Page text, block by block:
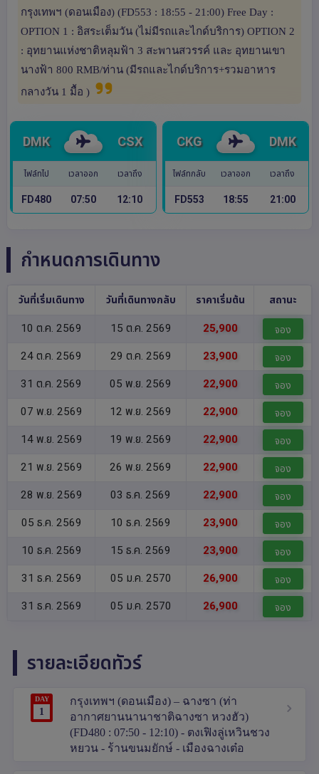
กรุงเทพฯ (ดอนเมือง) (FD553 : 18:55 - 21:00) Free Day :
OPTION 1 : อิสระเต็มวัน (ไม่มีรถและไกด์บริการ) OPTION 2
: อุทยานแห่งชาติหลุมฟ้า 3 สะพานสวรรค์ และ อุทยานเขา
นางฟ้า 800 RMB/ท่าน (มีรถและไกด์บริการ+รวมอาหาร
กลางวัน 1 มื้อ )
DMK CSX
ไฟล์ทไป เวลาออก เวลาถึง
FD480 07:50 12:10
CKG DMK
ไฟล์ทกลับ เวลาออก เวลาถึง
FD553 18:55 21:00
กำหนดการเดินทาง
วันที่เริ่มเดินทาง วันที่เดินทางกลับ ราคาเริ่มต้น สถานะ
10 ต.ค. 2569 15 ต.ค. 2569 25,900 จอง
24 ต.ค. 2569 29 ต.ค. 2569 23,900 จอง
31 ต.ค. 2569 05 พ.ย. 2569 22,900 จอง
07 พ.ย. 2569 12 พ.ย. 2569 22,900 จอง
14 พ.ย. 2569 19 พ.ย. 2569 22,900 จอง
21 พ.ย. 2569 26 พ.ย. 2569 22,900 จอง
28 พ.ย. 2569 03 ธ.ค. 2569 22,900 จอง
05 ธ.ค. 2569 10 ธ.ค. 2569 23,900 จอง
10 ธ.ค. 2569 15 ธ.ค. 2569 23,900 จอง
31 ธ.ค. 2569 05 ม.ค. 2570 26,900 จอง
31 ธ.ค. 2569 05 ม.ค. 2570 26,900 จอง
รายละเอียดทัวร์
DAY
1
กรุงเทพฯ (ดอนเมือง) – ฉางซา (ท่า
อากาศยานนานาชาติฉางซา หวงฮัว)
(FD480 : 07:50 - 12:10) - ตงเฟิงลู่เหวินชวง
หยวน - ร้านขนมยักษ์ - เมืองฉางเต๋อ